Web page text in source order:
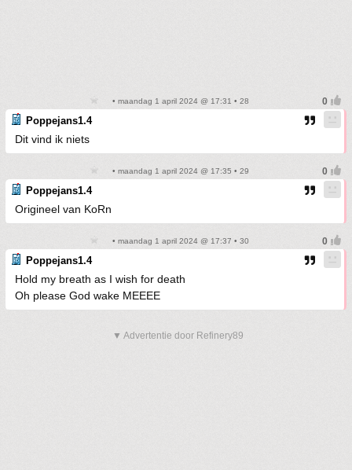
• maandag 1 april 2024 @ 17:31 • 28
Poppejans1.4
Dit vind ik niets
• maandag 1 april 2024 @ 17:35 • 29
Poppejans1.4
Origineel van KoRn
• maandag 1 april 2024 @ 17:37 • 30
Poppejans1.4
Hold my breath as I wish for death
Oh please God wake MEEEE
▼ Advertentie door Refinery89